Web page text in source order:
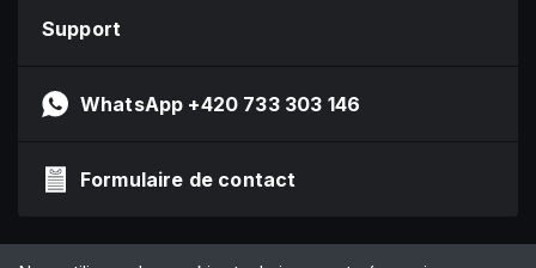
Support
WhatsApp +420 733 303 146
Formulaire de contact